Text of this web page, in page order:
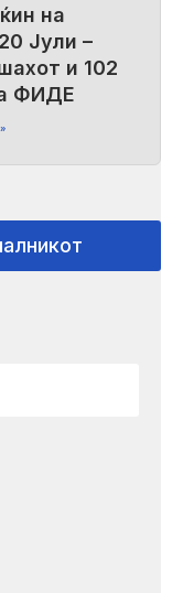
на
Јули –
и 102
ФИДЕ